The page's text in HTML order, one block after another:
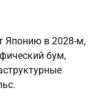
Японию в 2028-м,
бум,